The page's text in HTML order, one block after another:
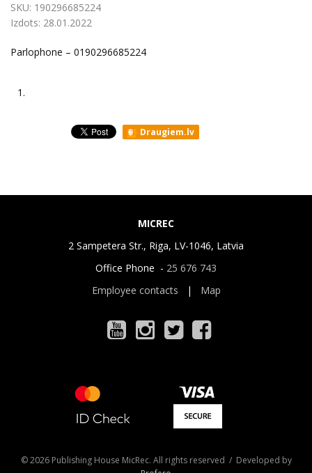
SKU: 190296685224
Izdots: 28.01.2022
Parlophone – 0190296685224
1.
Draugiem.lv
MICREC
2 Sampetera Str., Riga, LV-1046, Latvia
Office Phone - 25 676 743
Employee contacts | Map
© 2026 Publishing House MicRec. All rights reserved / Developed by